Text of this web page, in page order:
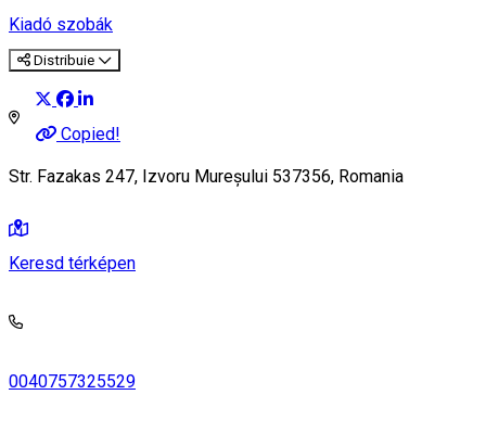
Kiadó szobák
Distribuie
Copied!
Str. Fazakas 247, Izvoru Mureșului 537356, Romania
Keresd térképen
0040757325529